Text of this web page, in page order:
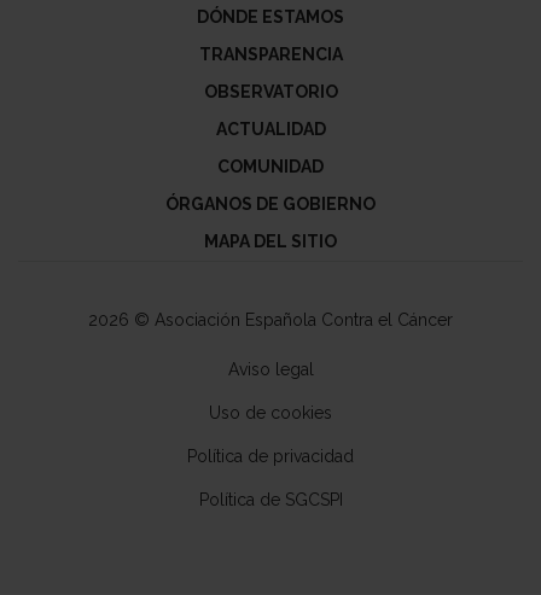
DÓNDE ESTAMOS
TRANSPARENCIA
OBSERVATORIO
ACTUALIDAD
COMUNIDAD
ÓRGANOS DE GOBIERNO
MAPA DEL SITIO
2026 © Asociación Española Contra el Cáncer
Aviso legal
Uso de cookies
Política de privacidad
Política de SGCSPI